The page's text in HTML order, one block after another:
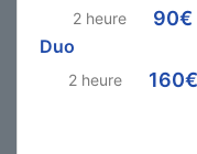
2 heure 90€
Duo
2 heure 160€